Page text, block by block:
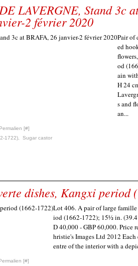
LAVERGNE, Stand 3c
2 février 2020
Pair of
ed
od
ain
H 24
s and
an...
[#]
1722) Sugar castor
dishes, Kangxi period
Lot 406. A pair of large
iod (1662-1722); 15½ in. (39.4
D 40,000 - GBP 60,000. Price
hristie's Images Ltd 2012
entre of the interior with a
[#]